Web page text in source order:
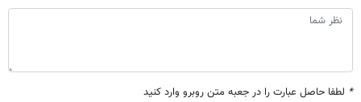
* لطفا حاصل عبارت را در جعبه متن روبرو وارد کنید